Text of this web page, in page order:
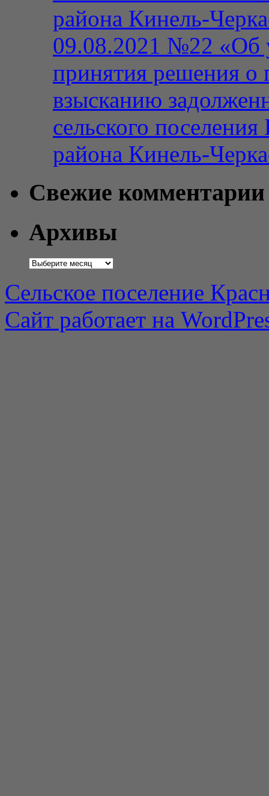
района Кинель-
09.08.2021 №22 «Об
принятия решения о
взысканию
сельского
района Кинель-
Свежие комментарии
Архивы
Архивы
Сельское поселение
Сайт работает на